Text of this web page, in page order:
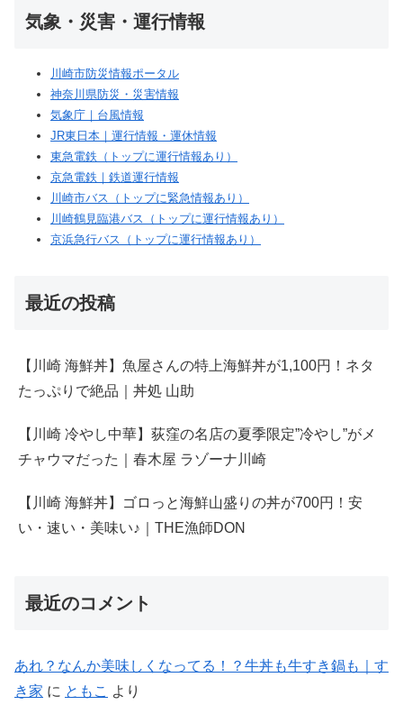
気象・災害・運行情報
川崎市防災情報ポータル
神奈川県防災・災害情報
気象庁｜台風情報
JR東日本｜運行情報・運休情報
東急電鉄（トップに運行情報あり）
京急電鉄｜鉄道運行情報
川崎市バス（トップに緊急情報あり）
川崎鶴見臨港バス（トップに運行情報あり）
京浜急行バス（トップに運行情報あり）
最近の投稿
【川崎 海鮮丼】魚屋さんの特上海鮮丼が1,100円！ネタ
たっぷりで絶品｜丼処 山助
【川崎 冷やし中華】荻窪の名店の夏季限定”冷やし”がメ
チャウマだった｜春木屋 ラゾーナ川崎
【川崎 海鮮丼】ゴロっと海鮮山盛りの丼が700円！安
い・速い・美味い♪｜THE漁師DON
最近のコメント
あれ？なんか美味しくなってる！？牛丼も牛すき鍋も｜す
き家 に ともこ より